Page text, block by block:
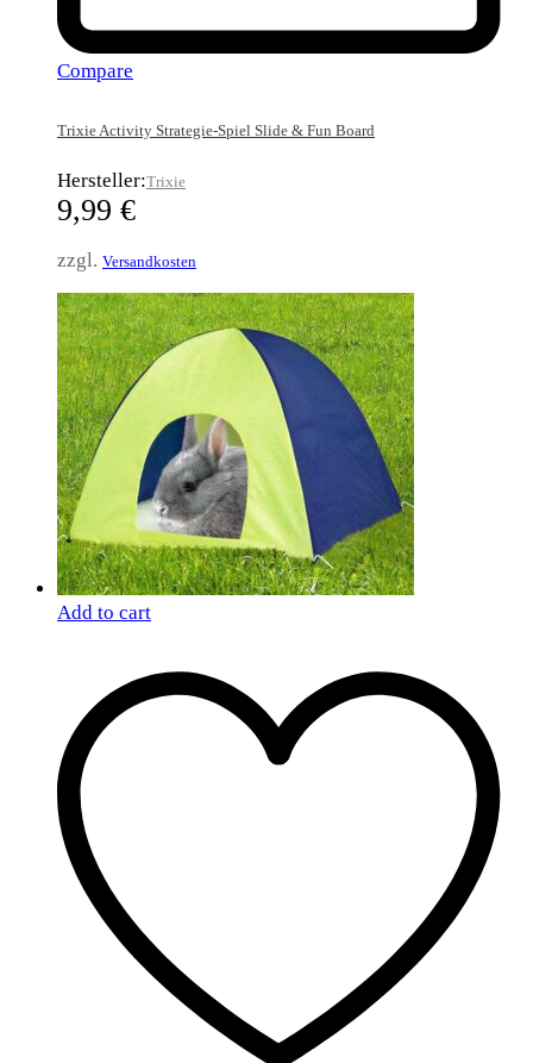
Compare
Trixie Activity Strategie-Spiel Slide & Fun Board
Hersteller:Trixie
9,99 €
zzgl. Versandkosten
Add to cart